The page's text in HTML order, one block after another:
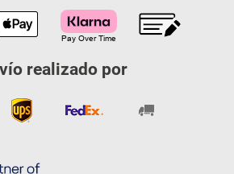
realizado por